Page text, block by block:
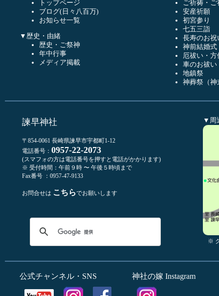
トップページ
ブログ(日々八百万)
お知らせ一覧
▼歴史・由緒
歴史・ご祭神
年中行事
メディア掲載
ご祈祷・
安産祈願
初宮参り
七五三詣
長寿のお祝
神前結婚式
厄祓い・方
車のお祓い
地鎮祭
神葬祭（神
諫早神社
〒854-0061 長崎県諫早市宇都町1-12
電話番号： 0957-22-2073
(スマフォの方は電話番号を押すと電話がかかります)
※ 受付時間：午前９時 〜 午後５時頃まで
Fax番号 ：0957-47-9133
お問合せは こちらでお願いします
▼周
※
公式チャンネル・SNS 神社の嫁 Instagram